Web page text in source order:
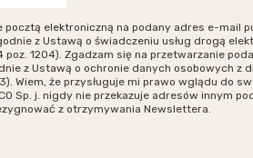
elektroniczną na podany adres e-mail
z Ustawą o świadczeniu usług drogą
poz. 1204). Zgadzam się na przetwarzanie
z Ustawą o ochronie danych osobowych z
Wiem, że przysługuje mi prawo wglądu do
Sp. j. nigdy nie przekazuje adresów innym
z otrzymywania Newslettera.